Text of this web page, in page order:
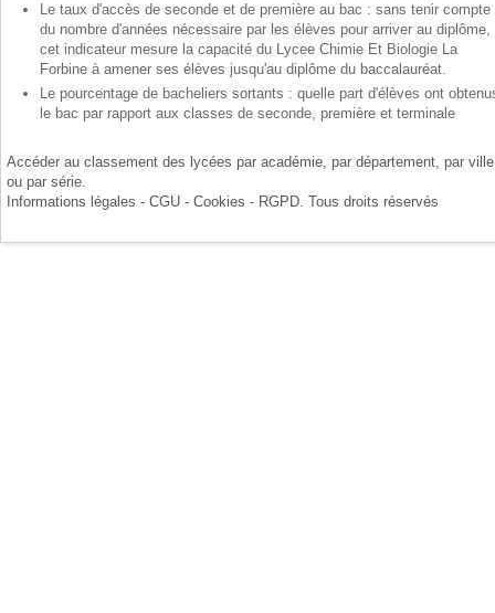
Le taux d'accès de seconde et de première au bac : sans tenir compte
du nombre d'années nécessaire par les élèves pour arriver au diplôme,
cet indicateur mesure la capacité du Lycee Chimie Et Biologie La
Forbine à amener ses élèves jusqu'au diplôme du baccalauréat.
Le pourcentage de bacheliers sortants : quelle part d'élèves ont
le bac par rapport aux classes de seconde, première et terminale
Accéder au classement des lycées par académie, par département, par ville
ou par série.
Informations légales - CGU - Cookies - RGPD. Tous droits réservés